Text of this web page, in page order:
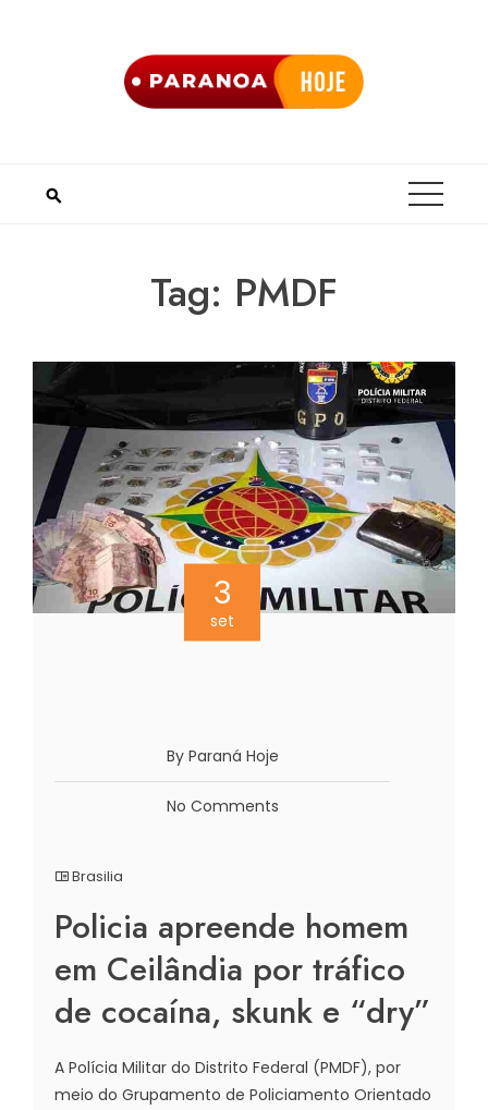
Tag: PMDF
3
set
By Paraná Hoje
No Comments
Brasilia
Policia apreende homem
em Ceilândia por tráfico
de cocaína, skunk e “dry”
A Polícia Militar do Distrito Federal (PMDF), por
meio do Grupamento de Policiamento Orientado